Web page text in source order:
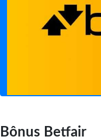
Bônus Betfair